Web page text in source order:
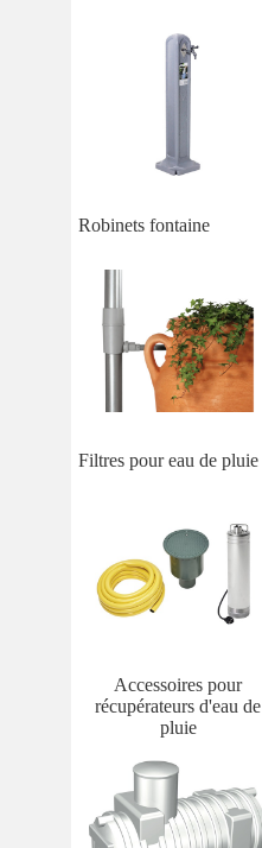
Robinets fontaine
Filtres pour eau de pluie
Accessoires pour
récupérateurs d'eau de
pluie